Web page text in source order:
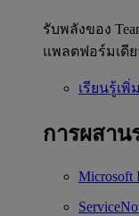
รับพลังของ
แพลตฟอร์มเดีย
เรียนรู้เพิ่
การผสา
Microsoft